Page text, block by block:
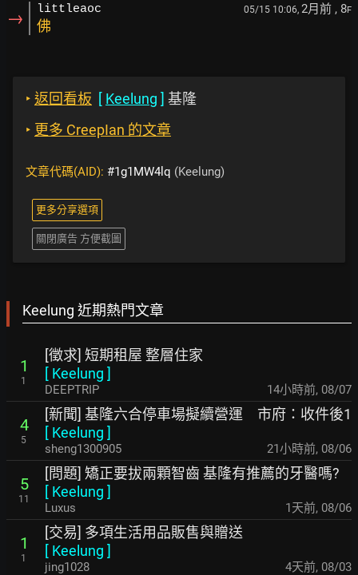
→ littleaoc 05/15 10:06, 2月前 , 8F
佛
‣ 返回看板 [ Keelung ] 基隆
‣ 更多 CreepIan 的文章
文章代碼(AID): #1g1MW4lq (Keelung)
更多分享選項
關閉廣告 方便截圖
Keelung 近期熱門文章
1
1
[徵求] 短期租屋 整層住家
[ Keelung ]
DEEPTRIP 14小時前, 08/07
4
5
[新聞] 基隆六合停車場擬續營運 市府：收件後1
[ Keelung ]
sheng1300905 21小時前, 08/06
5
11
[問題] 矯正要拔兩顆智齒 基隆有推薦的牙醫嗎?
[ Keelung ]
Luxus 1天前, 08/06
1
1
[交易] 多項生活用品販售與贈送
[ Keelung ]
jing1028 4天前, 08/03